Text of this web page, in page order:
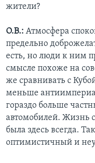
жители?
О.В.: Атмосфера
предельно
есть, но люди к ним
смысле похоже на
же сравнивать с
меньше
гораздо больше
автомобилей. Жизнь
была здесь всегда.
оптимистичный и